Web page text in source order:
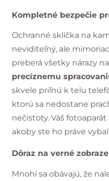
Kompletné bezpečie
Ochranné sklíčka na
neviditeľný, ale
preberá všetky nárazy
precíznemu
skvele priľnú k telu
ktorú sa nedostane
nečistoty. Váš
akoby ste ho práve
Dôraz na verné
Mnohí sa obávajú, že